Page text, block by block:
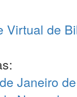
Virtual de
Janeiro